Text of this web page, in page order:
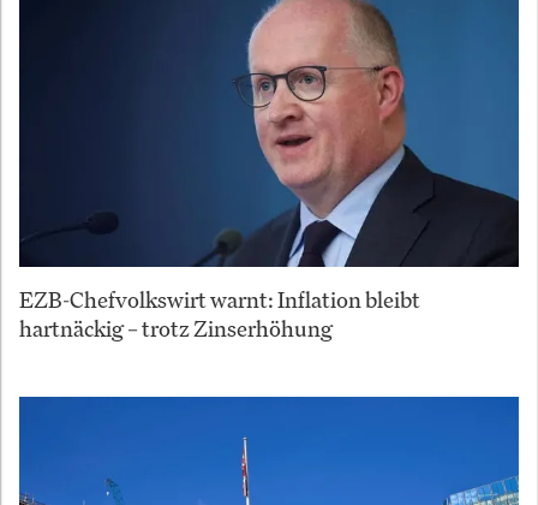
EZB-Chefvolkswirt warnt: Inflation bleibt
hartnäckig – trotz Zinserhöhung